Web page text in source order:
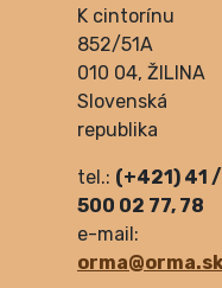
K cintorínu
852/51A
010 04, ŽILINA
Slovenská
republika
tel.: (+421) 41 /
500 02 77, 78
e-mail: